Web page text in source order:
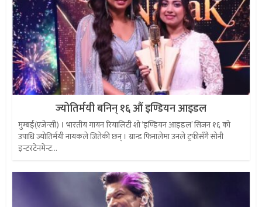
ज्योतिर्मयी बनिन् १६ औं इण्डियन आइडल
मुम्बई(एजेन्सी) । भारतीय गायन रियालिटी शो ‘इण्डियन आइडल’ सिजन १६ को
उपाधि ज्योतिर्मयी नायकले जितेकी छन् । ग्रान्ड फिनालेमा उनले ट्रफीसँगै सोनी
इन्टरटेनमेन्ट...